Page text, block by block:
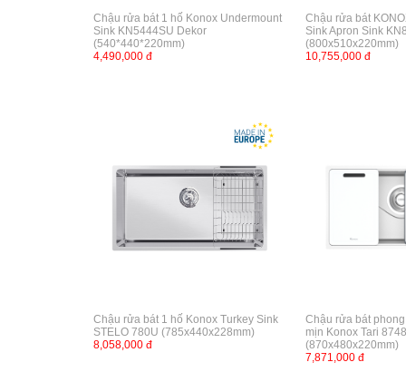
Chậu rửa bát 1 hố Konox Undermount
Sink KN5444SU Dekor
(540*440*220mm)
4,490,000 đ
Chậu rửa bát
Sink Apron Sink
(800x510x220mm)
10,755,000 đ
Chậu rửa bát 1 hố Konox Turkey Sink
STELO 780U (785x440x228mm)
8,058,000 đ
Chậu rửa bát
mịn Konox Tari
(870x480x220mm)
7,871,000 đ